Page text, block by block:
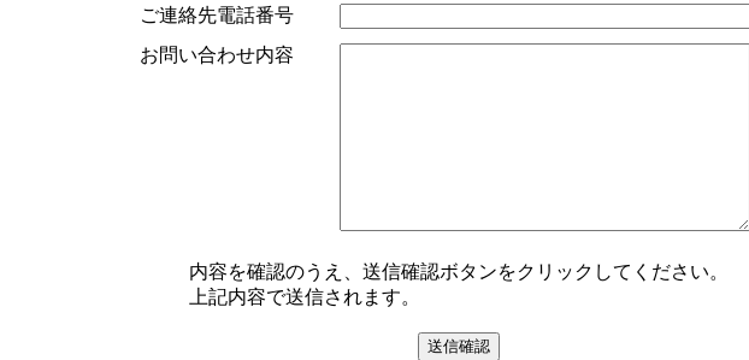
ご連絡先電話番号
お問い合わせ内容
内容を確認のうえ、送信確認ボタンをクリックしてください。
上記内容で送信されます。